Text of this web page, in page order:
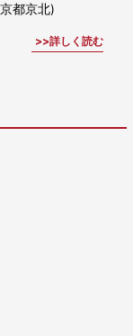
都京北)
詳しく読む